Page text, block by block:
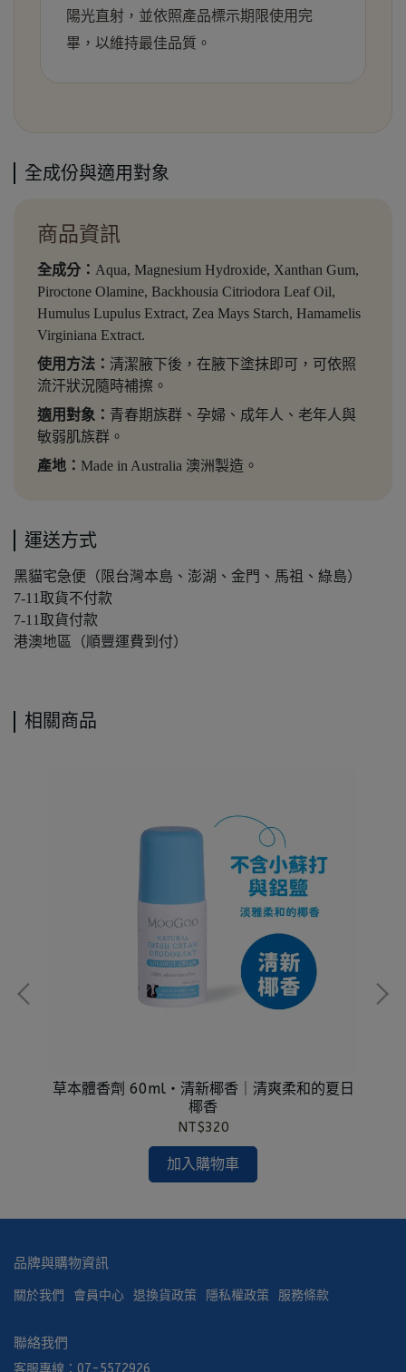
陽光直射，並依照產品標示期限使用完
畢，以維持最佳品質。
全成份與適用對象
商品資訊
全成分： Aqua, Magnesium Hydroxide, Xanthan Gum,
Piroctone Olamine, Backhousia Citriodora Leaf Oil,
Humulus Lupulus Extract, Zea Mays Starch, Hamamelis
Virginiana Extract.
使用方法： 清潔腋下後，在腋下塗抹即可，可依照
流汗狀況隨時補擦。
適用對象： 青春期族群、孕婦、成年人、老年人與
敏弱肌族群。
產地： Made in Australia 澳洲製造。
運送方式
黑貓宅急便（限台灣本島、澎湖、金門、馬祖、綠島）
7-11取貨不付款
7-11取貨付款
港澳地區（順豐運費到付）
相關商品
草本體香劑 60ml・清新椰香｜清爽柔和的夏日
椰香
NT$320
加入購物車
品牌與購物資訊
關於我們 會員中心 退換貨政策 隱私權政策 服務條款
聯絡我們
客服專線：07-5572926